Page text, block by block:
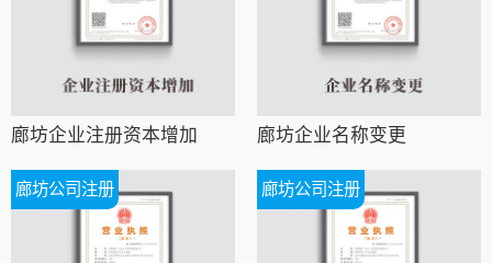
廊坊企业注册资本增加 廊坊企业名称变更
廊坊公司注册 廊坊公司注册